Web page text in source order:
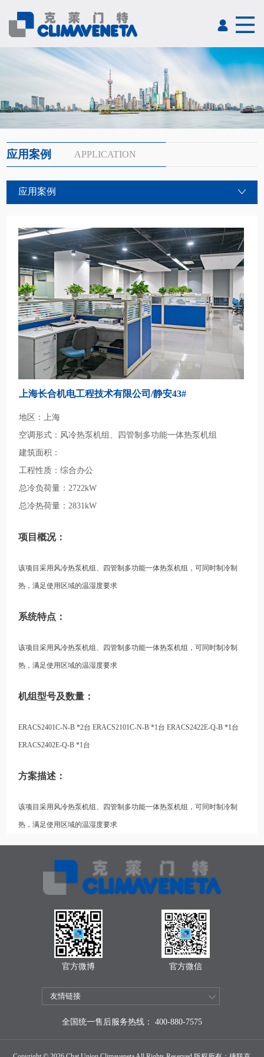
应用案例 APPLICATION
应用案例
上海长合机电工程技术有限公司/静安43#
地区：上海
空调形式：风冷热泵机组、四管制多功能一体热泵机组
建筑面积：
工程性质：综合办公
总冷负荷量：2722kW
总冷热荷量：2831kW
项目概况：
该项目采用风冷热泵机组、四管制多功能一体热泵机组，可同时制冷制
热，满足使用区域的温湿度要求
系统特点：
该项目采用风冷热泵机组、四管制多功能一体热泵机组，可同时制冷制
热，满足使用区域的温湿度要求
机组型号及数量：
ERACS2401C-N-B *2台 ERACS2101C-N-B *1台 ERACS2422E-Q-B *1台
ERACS2402E-Q-B *1台
方案描述：
该项目采用风冷热泵机组、四管制多功能一体热泵机组，可同时制冷制
热，满足使用区域的温湿度要求
官方微博 官方微信
全国统一售后服务热线： 400-880-7575